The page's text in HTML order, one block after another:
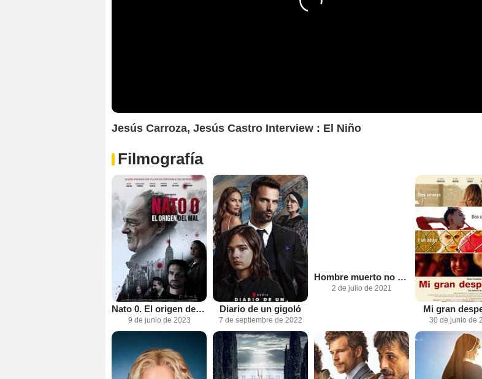
Jesús Carroza, Jesús Castro Interview : El Niño
Filmografía
Nato 0. El origen del mal
9 de junio de 2023
Diario de un gigoló
7 de septiembre de 2022
Hombre muerto no sabe vivir
2 de julio de 2021
Mi gran
30 de junio de